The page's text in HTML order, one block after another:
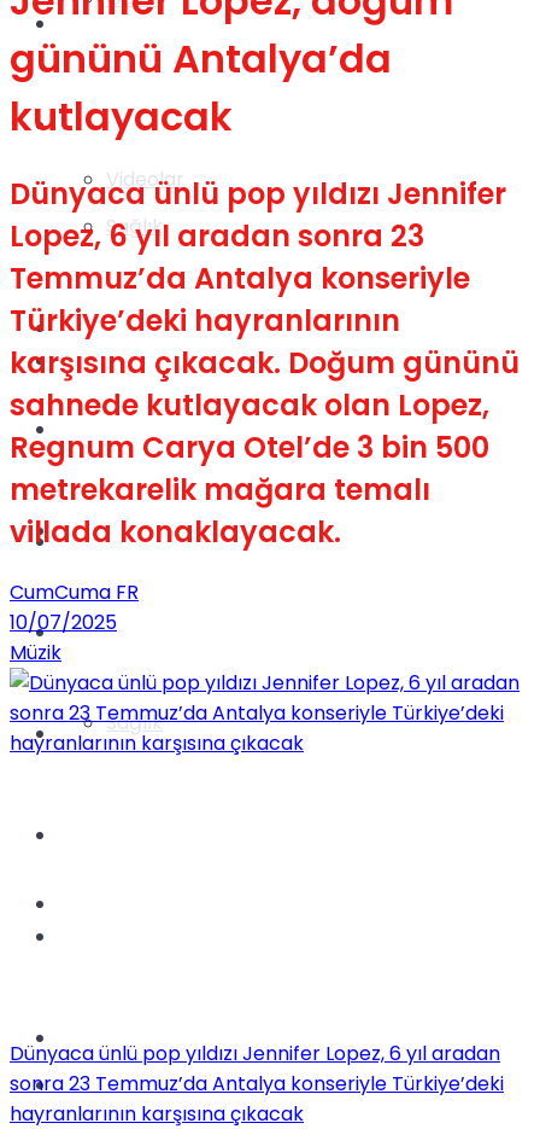
Videolar
Gündem
Yaşam
Sağlık
Kadınca
Gündem
Yaşam
Sağlık
TV
Dünya
Türkiye
Müzik
gününü Antalya’da
kutlayacak
Dünyaca ünlü pop yıldızı Jennifer
Lopez, 6 yıl aradan sonra 23
Temmuz’da Antalya konseriyle
Türkiye’deki hayranlarının
karşısına çıkacak. Doğum gününü
sahnede kutlayacak olan Lopez,
Regnum Carya Otel’de 3 bin 500
metrekarelik mağara temalı
villada konaklayacak.
CumCuma FR
10/07/2025
Müzik
Dünyaca ünlü pop yıldızı Jennifer Lopez, 6 yıl aradan
sonra 23 Temmuz’da Antalya konseriyle Türkiye’deki
hayranlarının karşısına çıkacak